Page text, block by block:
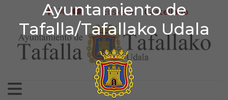
Ayuntamiento de
Tafalla/Tafallako Udala
Ir al contenido
Ayuntamiento de
facebook
twitter
youtube
Euskera Castellano